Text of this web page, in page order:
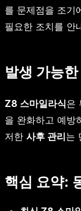
를 문제점을 조기
필요한 조치를 안
발생 가능
Z8 스마일라식은
을 완화하고 예방
저한 사후 관리는
핵심 요약: